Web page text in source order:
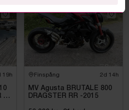
19h
50
Finspång 2d 14h
MV Agusta BRUTALE 800
DRAGSTER RR -2015